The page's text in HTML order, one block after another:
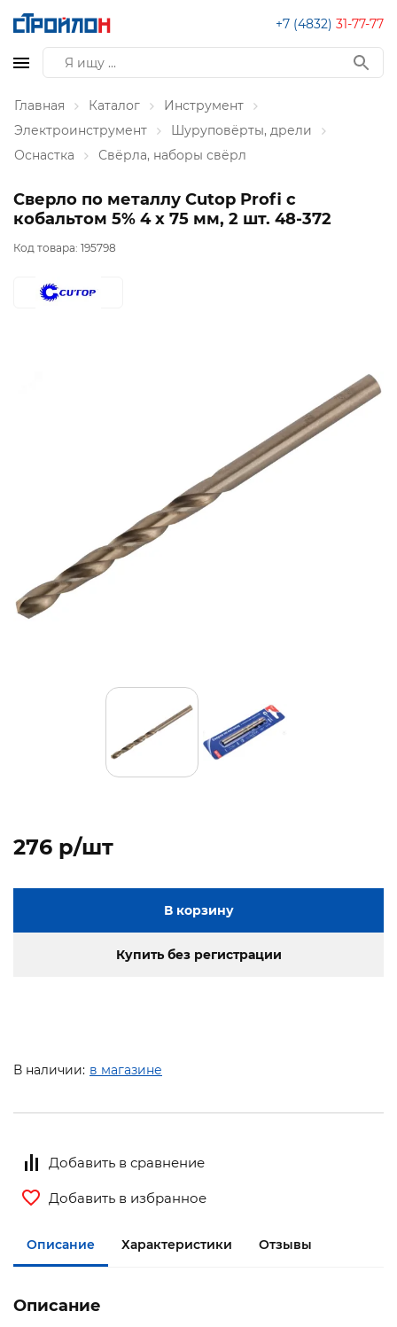
+7 (4832) 31-77-77
Главная Каталог
Инструмент
Электроинструмент
Шуруповёрты, дрели
Оснастка
Свёрла, наборы свёрл
Сверло по металлу Cutop Profi с
кобальтом 5% 4 x 75 мм, 2 шт. 48-372
Код товара: 195798
276 p/шт
В корзину
Купить без регистрации
В наличии: в магазине
Добавить в сравнение
Добавить в избранное
Описание Характеристики Отзывы
Описание